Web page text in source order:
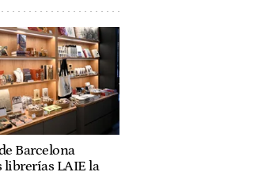
Barcelona
librerías LAIE la